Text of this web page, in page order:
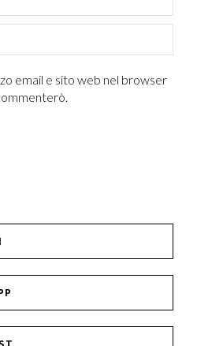
email e sito web nel browser